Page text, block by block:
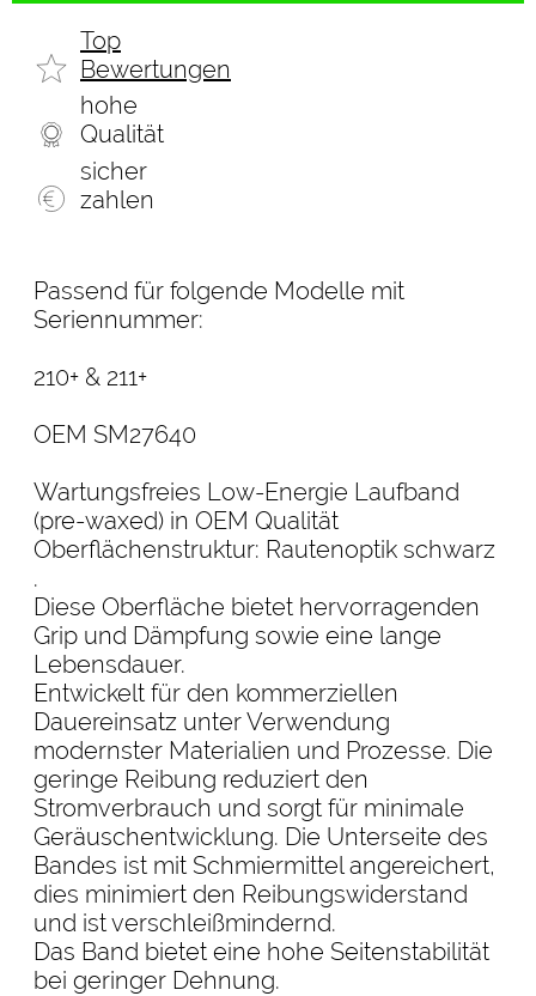
Top
Bewertungen
hohe
Qualität
sicher
zahlen
Passend für folgende Modelle mit
Seriennummer:
210+ & 211+
OEM SM27640
Wartungsfreies Low-Energie Laufband
(pre-waxed) in OEM Qualität
Oberflächenstruktur: Rautenoptik schwarz
.
Diese Oberfläche bietet hervorragenden
Grip und Dämpfung sowie eine lange
Lebensdauer.
Entwickelt für den kommerziellen
Dauereinsatz unter Verwendung
modernster Materialien und Prozesse. Die
geringe Reibung reduziert den
Stromverbrauch und sorgt für minimale
Geräuschentwicklung. Die Unterseite des
Bandes ist mit Schmiermittel angereichert,
dies minimiert den Reibungswiderstand
und ist verschleißmindernd.
Das Band bietet eine hohe Seitenstabilität
bei geringer Dehnung.